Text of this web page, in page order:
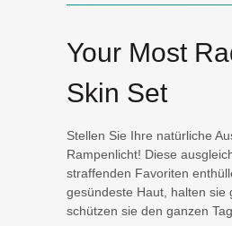
Your Most
Skin Set
Stellen Sie Ihre natürliche
Rampenlicht! Diese
straffenden Favoriten
gesündeste Haut, halten sie
schützen sie den ganzen